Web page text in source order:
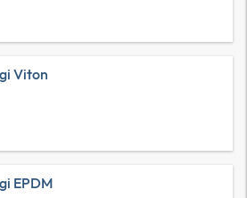
Viton
EPDM